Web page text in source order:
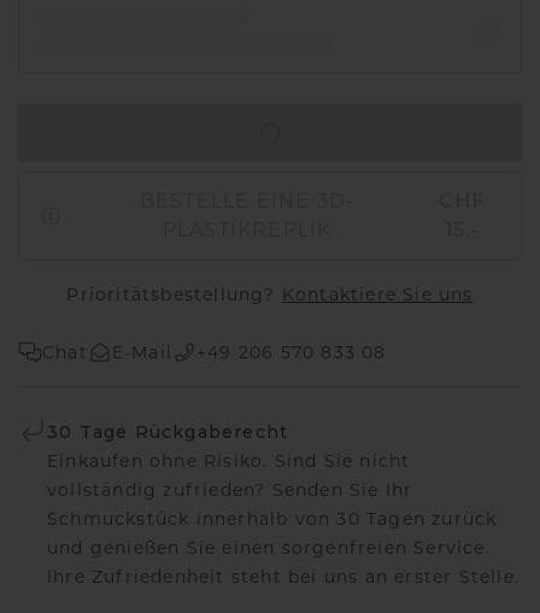
Prioritätsbestellung? Kontaktiere Sie uns
Chat E-Mail +49 206 570 833 08
30 Tage Rückgaberecht
Einkaufen ohne Risiko. Sind Sie nicht
vollständig zufrieden? Senden Sie Ihr
Schmuckstück innerhalb von 30 Tagen zurück
und genießen Sie einen sorgenfreien Service.
Ihre Zufriedenheit steht bei uns an erster Stelle.